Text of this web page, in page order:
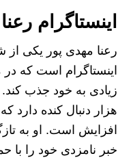
اینستاگرام
رعنا مهدی پور یکی
اینستاگرام است که
هزار دنبال کنده دارد
افزایش است. او به
خبر نامزدی خود را با